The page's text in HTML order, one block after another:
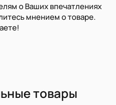
о Ваших впечатлениях
мнением о товаре.
товары